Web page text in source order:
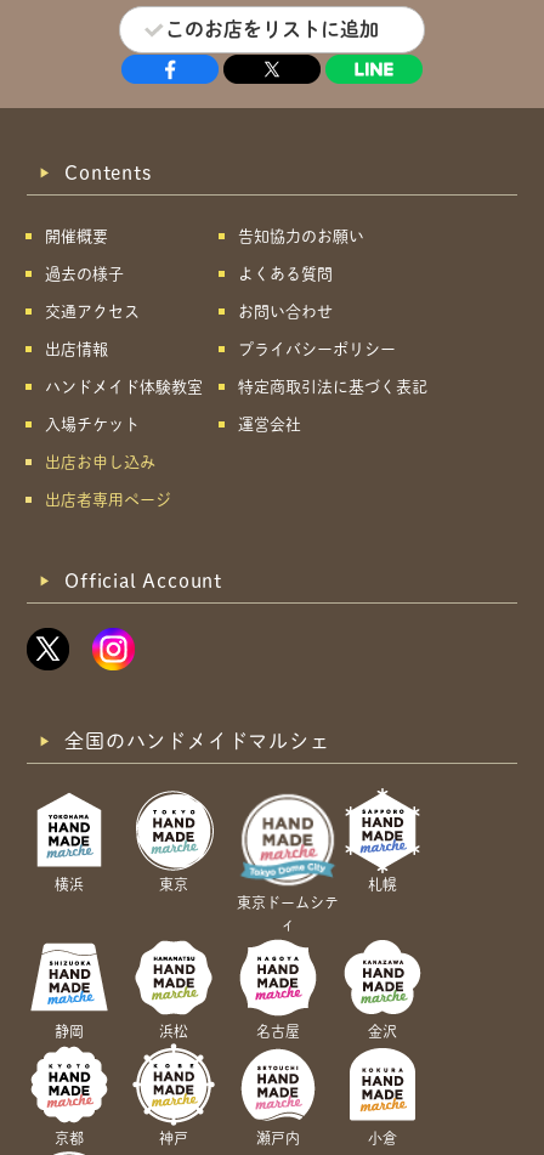
このお店をリストに追加
Contents
開催概要
過去の様子
交通アクセス
出店情報
ハンドメイド体験教室
入場チケット
出店お申し込み
出店者専用ページ
告知協力のお願い
よくある質問
お問い合わせ
プライバシーポリシー
特定商取引法に基づく表記
運営会社
Official Account
全国のハンドメイドマルシェ
横浜
東京
東京ドームシテ
ィ
札幌
静岡 浜松 名古屋 金沢
京都 神戸 瀬戸内 小倉